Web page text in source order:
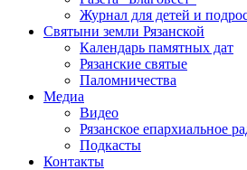
Журнал для детей и
Святыни земли Рязанской
Календарь памятных дат
Рязанские святые
Паломничества
Медиа
Видео
Рязанское епархиальное
Подкасты
Контакты